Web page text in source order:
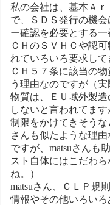
私の会社は、基本Ａ
で、ＳＤＳ発行の機
ー確認を必要とする
ＣＨのＳＶＨＣや認
れていろいろ要求し
ＣＨ５７条に該当の
う理由なのですが（
物質は、ＥＵ域外製
しないと言われてま
制限をかけてきそう
さんも似たような理
ですが、matsuさんも
スト自体にはこだわ
ね。）
matsuさん、ＣＬＰ規
情報やその他いろい